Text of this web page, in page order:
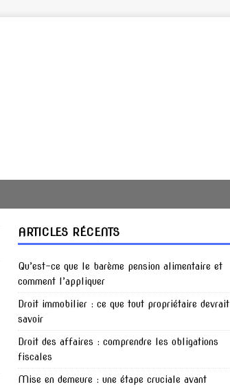
ARTICLES RÉCENTS
Qu’est-ce que le barème pension alimentaire et
comment l’appliquer
Droit immobilier : ce que tout propriétaire devrait
savoir
Droit des affaires : comprendre les obligations
fiscales
Mise en demeure : une étape cruciale avant